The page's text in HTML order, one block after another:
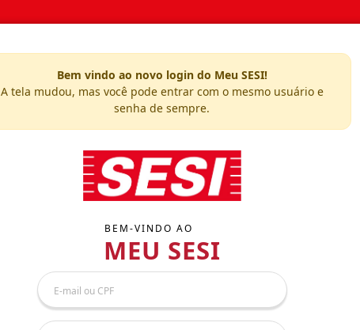
Bem vindo ao novo login do Meu SESI!
A tela mudou, mas você pode entrar com o mesmo usuário e
senha de sempre.
BEM-VINDO AO
MEU SESI